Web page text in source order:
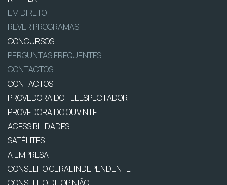
EM DIRETO
REVER PROGRAMAS
CONCURSOS
PERGUNTAS FREQUENTES
CONTACTOS
CONTACTOS
PROVEDORA DO TELESPECTADOR
PROVEDORA DO OUVINTE
ACESSIBILIDADES
SATÉLITES
A EMPRESA
CONSELHO GERAL INDEPENDENTE